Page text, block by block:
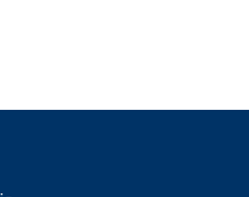
be šerdies